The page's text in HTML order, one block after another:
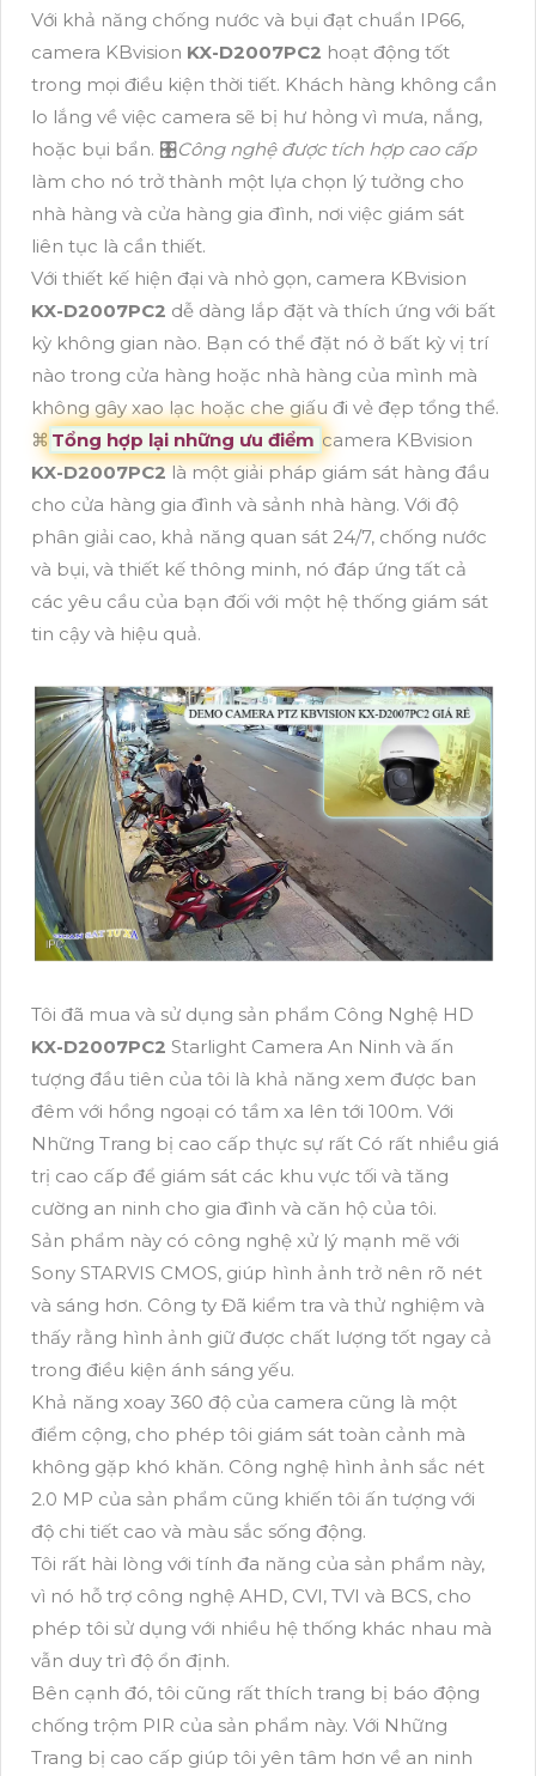
Với khả năng chống nước và bụi đạt chuẩn IP66,
camera KBvision KX-D2007PC2 hoạt động tốt
trong mọi điều kiện thời tiết. Khách hàng không cần
lo lắng về việc camera sẽ bị hư hỏng vì mưa, nắng,
hoặc bụi bẩn. 🎛Công nghệ được tích hợp cao cấp
làm cho nó trở thành một lựa chọn lý tưởng cho
nhà hàng và cửa hàng gia đình, nơi việc giám sát
liên tục là cần thiết.
Với thiết kế hiện đại và nhỏ gọn, camera KBvision
KX-D2007PC2 dễ dàng lắp đặt và thích ứng với bất
kỳ không gian nào. Bạn có thể đặt nó ở bất kỳ vị trí
nào trong cửa hàng hoặc nhà hàng của mình mà
không gây xao lạc hoặc che giấu đi vẻ đẹp tổng thể.
⌘ Tổng hợp lại những ưu điểm camera KBvision
KX-D2007PC2là một giải pháp giám sát hàng đầu
cho cửa hàng gia đình và sảnh nhà hàng. Với độ
phân giải cao, khả năng quan sát 24/7, chống nước
và bụi, và thiết kế thông minh, nó đáp ứng tất cả
các yêu cầu của bạn đối với một hệ thống giám sát
tin cậy và hiệu quả.
Tôi đã mua và sử dụng sản phẩm Công Nghệ HD
KX-D2007PC2 Starlight Camera An Ninh và ấn
tượng đầu tiên của tôi là khả năng xem được ban
đêm với hồng ngoại có tầm xa lên tới 100m. Với
Những Trang bị cao cấp thực sự rất Có rất nhiều giá
trị cao cấp để giám sát các khu vực tối và tăng
cường an ninh cho gia đình và căn hộ của tôi.
Sản phẩm này có công nghệ xử lý mạnh mẽ với
Sony STARVIS CMOS, giúp hình ảnh trở nên rõ nét
và sáng hơn. Công ty Đã kiểm tra và thử nghiệm và
thấy rằng hình ảnh giữ được chất lượng tốt ngay cả
trong điều kiện ánh sáng yếu.
Khả năng xoay 360 độ của camera cũng là một
điểm cộng, cho phép tôi giám sát toàn cảnh mà
không gặp khó khăn. Công nghệ hình ảnh sắc nét
2.0 MP của sản phẩm cũng khiến tôi ấn tượng với
độ chi tiết cao và màu sắc sống động.
Tôi rất hài lòng với tính đa năng của sản phẩm này,
vì nó hỗ trợ công nghệ AHD, CVI, TVI và BCS, cho
phép tôi sử dụng với nhiều hệ thống khác nhau mà
vẫn duy trì độ ổn định.
Bên cạnh đó, tôi cũng rất thích trang bị báo động
chống trộm PIR của sản phẩm này. Với Những
Trang bị cao cấp giúp tôi yên tâm hơn về an ninh